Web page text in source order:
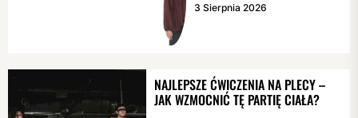
3 Sierpnia 2026
NAJLEPSZE ĆWICZENIA NA PLECY –
JAK WZMOCNIĆ TĘ PARTIĘ CIAŁA?